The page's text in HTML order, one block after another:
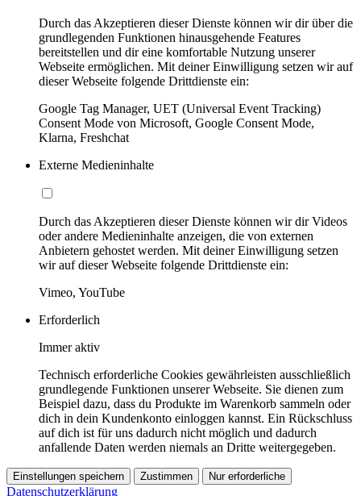
Durch das Akzeptieren dieser Dienste können wir dir über die
grundlegenden Funktionen hinausgehende Features
bereitstellen und dir eine komfortable Nutzung unserer
Webseite ermöglichen. Mit deiner Einwilligung setzen wir auf
dieser Webseite folgende Drittdienste ein:
Google Tag Manager, UET (Universal Event Tracking)
Consent Mode von Microsoft, Google Consent Mode,
Klarna, Freshchat
Externe Medieninhalte
Durch das Akzeptieren dieser Dienste können wir dir Videos
oder andere Medieninhalte anzeigen, die von externen
Anbietern gehostet werden. Mit deiner Einwilligung setzen
wir auf dieser Webseite folgende Drittdienste ein:
Vimeo, YouTube
Erforderlich
Immer aktiv
Technisch erforderliche Cookies gewährleisten ausschließlich
grundlegende Funktionen unserer Webseite. Sie dienen zum
Beispiel dazu, dass du Produkte im Warenkorb sammeln oder
dich in dein Kundenkonto einloggen kannst. Ein Rückschluss
auf dich ist für uns dadurch nicht möglich und dadurch
anfallende Daten werden niemals an Dritte weitergegeben.
Einstellungen speichern Zustimmen Nur erforderliche
Datenschutzerklärung